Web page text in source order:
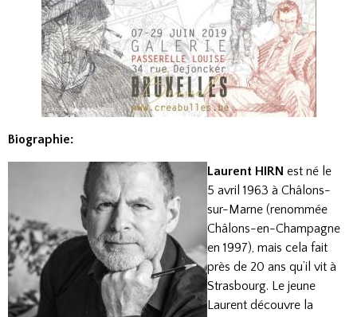
Biographie:
Laurent HIRN est né le
5 avril 1963 à Châlons-
sur-Marne (renommée
Châlons-en-Champagne
en 1997), mais cela fait
près de 20 ans qu’il vit à
Strasbourg. Le jeune
Laurent découvre la